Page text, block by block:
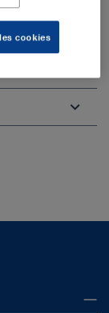
cookies